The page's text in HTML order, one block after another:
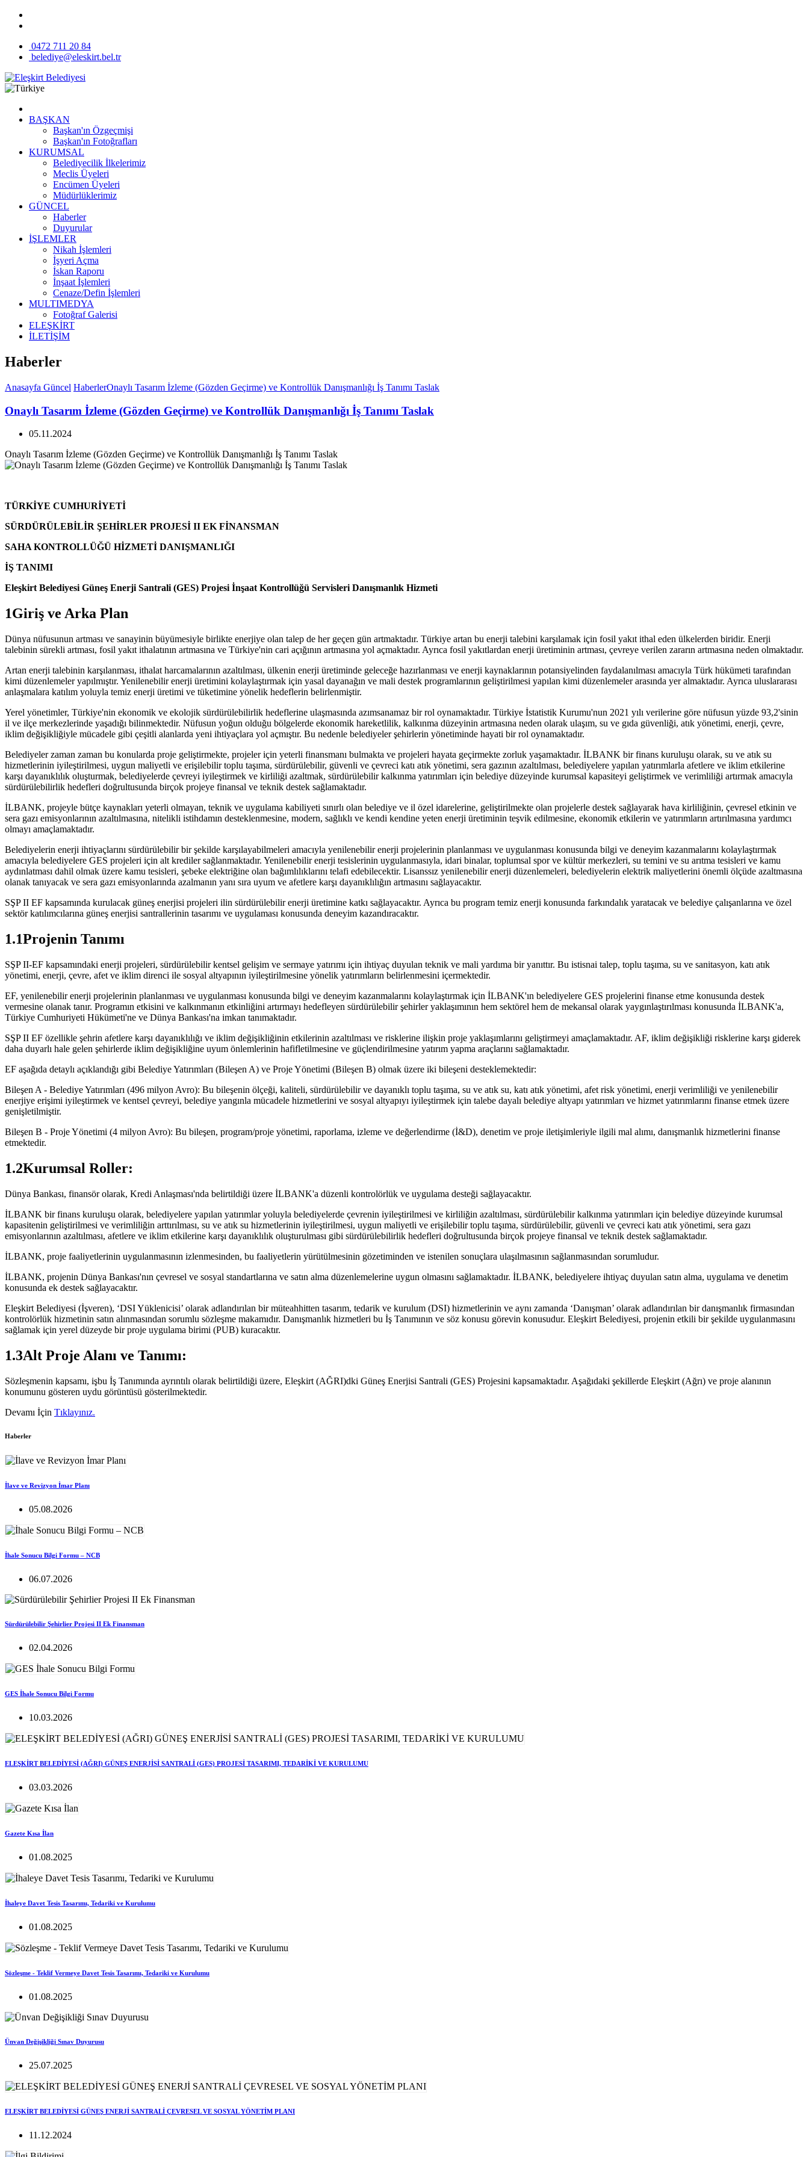
0472 711 20 84
belediye@eleskirt.bel.tr
BAŞKAN
Başkan'ın Özgeçmişi
Başkan'ın Fotoğrafları
KURUMSAL
Belediyecilik İlkelerimiz
Meclis Üyeleri
Encümen Üyeleri
Müdürlüklerimiz
GÜNCEL
Haberler
Duyurular
İŞLEMLER
Nikah İşlemleri
İşyeri Açma
İskan Raporu
İnşaat İşlemleri
Cenaze/Defin İşlemleri
MULTIMEDYA
Fotoğraf Galerisi
ELEŞKİRT
İLETİŞİM
Haberler
Anasayfa Güncel HaberlerOnaylı Tasarım İzleme (Gözden Geçirme) ve Kontrollük Danışmanlığı İş Tanımı Taslak
Onaylı Tasarım İzleme (Gözden Geçirme) ve Kontrollük Danışmanlığı İş Tanımı Taslak
05.11.2024
Onaylı Tasarım İzleme (Gözden Geçirme) ve Kontrollük Danışmanlığı İş Tanımı Taslak
TÜRKİYE CUMHURİYETİ
SÜRDÜRÜLEBİLİR ŞEHİRLER PROJESİ II EK FİNANSMAN
SAHA KONTROLLÜĞÜ HİZMETİ DANIŞMANLIĞI
İŞ TANIMI
Eleşkirt Belediyesi Güneş Enerji Santrali (GES) Projesi İnşaat Kontrollüğü Servisleri Danışmanlık Hizmeti
1Giriş ve Arka Plan
Dünya nüfusunun artması ve sanayinin büyümesiyle birlikte enerjiye olan talep de her geçen gün artmaktadır. Türkiye artan bu enerji talebini karşılamak için fosil yakıt ithal eden ülkelerden biridir. Enerji
talebinin sürekli artması, fosil yakıt ithalatının artmasına ve Türkiye'nin cari açığının artmasına yol açmaktadır. Ayrıca fosil yakıtlardan enerji üretiminin artması, çevreye verilen zararın artmasına neden olmaktadır.
Artan enerji talebinin karşılanması, ithalat harcamalarının azaltılması, ülkenin enerji üretiminde geleceğe hazırlanması ve enerji kaynaklarının potansiyelinden faydalanılması amacıyla Türk hükümeti tarafından
kimi düzenlemeler yapılmıştır. Yenilenebilir enerji üretimini kolaylaştırmak için yasal dayanağın ve mali destek programlarının geliştirilmesi yapılan kimi düzenlemeler arasında yer almaktadır. Ayrıca uluslararası
anlaşmalara katılım yoluyla temiz enerji üretimi ve tüketimine yönelik hedeflerin belirlenmiştir.
Yerel yönetimler, Türkiye'nin ekonomik ve ekolojik sürdürülebilirlik hedeflerine ulaşmasında azımsanamaz bir rol oynamaktadır. Türkiye İstatistik Kurumu'nun 2021 yılı verilerine göre nüfusun yüzde 93,2'sinin
il ve ilçe merkezlerinde yaşadığı bilinmektedir. Nüfusun yoğun olduğu bölgelerde ekonomik hareketlilik, kalkınma düzeyinin artmasına neden olarak ulaşım, su ve gıda güvenliği, atık yönetimi, enerji, çevre,
iklim değişikliğiyle mücadele gibi çeşitli alanlarda yeni ihtiyaçlara yol açmıştır. Bu nedenle belediyeler şehirlerin yönetiminde hayati bir rol oynamaktadır.
Belediyeler zaman zaman bu konularda proje geliştirmekte, projeler için yeterli finansmanı bulmakta ve projeleri hayata geçirmekte zorluk yaşamaktadır. İLBANK bir finans kuruluşu olarak, su ve atık su
hizmetlerinin iyileştirilmesi, uygun maliyetli ve erişilebilir toplu taşıma, sürdürülebilir, güvenli ve çevreci katı atık yönetimi, sera gazının azaltılması, belediyelere yapılan yatırımlarla afetlere ve iklim etkilerine
karşı dayanıklılık oluşturmak, belediyelerde çevreyi iyileştirmek ve kirliliği azaltmak, sürdürülebilir kalkınma yatırımları için belediye düzeyinde kurumsal kapasiteyi geliştirmek ve verimliliği artırmak amacıyla
sürdürülebilirlik hedefleri doğrultusunda birçok projeye finansal ve teknik destek sağlamaktadır.
İLBANK, projeyle bütçe kaynakları yeterli olmayan, teknik ve uygulama kabiliyeti sınırlı olan belediye ve il özel idarelerine, geliştirilmekte olan projelerle destek sağlayarak hava kirliliğinin, çevresel etkinin ve
sera gazı emisyonlarının azaltılmasına, nitelikli istihdamın desteklenmesine, modern, sağlıklı ve kendi kendine yeten enerji üretiminin teşvik edilmesine, ekonomik etkilerin ve yatırımların artırılmasına yardımcı
olmayı amaçlamaktadır.
Belediyelerin enerji ihtiyaçlarını sürdürülebilir bir şekilde karşılayabilmeleri amacıyla yenilenebilir enerji projelerinin planlanması ve uygulanması konusunda bilgi ve deneyim kazanmalarını kolaylaştırmak
amacıyla belediyelere GES projeleri için alt krediler sağlanmaktadır. Yenilenebilir enerji tesislerinin uygulanmasıyla, idari binalar, toplumsal spor ve kültür merkezleri, su temini ve su arıtma tesisleri ve kamu
aydınlatması dahil olmak üzere kamu tesisleri, şebeke elektriğine olan bağımlılıklarını telafi edebilecektir. Lisanssız yenilenebilir enerji düzenlemeleri, belediyelerin elektrik maliyetlerini önemli ölçüde azaltmasına
olanak tanıyacak ve sera gazı emisyonlarında azalmanın yanı sıra uyum ve afetlere karşı dayanıklılığın artmasını sağlayacaktır.
SŞP II EF kapsamında kurulacak güneş enerjisi projeleri ilin sürdürülebilir enerji üretimine katkı sağlayacaktır. Ayrıca bu program temiz enerji konusunda farkındalık yaratacak ve belediye çalışanlarına ve özel
sektör katılımcılarına güneş enerjisi santrallerinin tasarımı ve uygulaması konusunda deneyim kazandıracaktır.
1.1Projenin Tanımı
SŞP II-EF kapsamındaki enerji projeleri, sürdürülebilir kentsel gelişim ve sermaye yatırımı için ihtiyaç duyulan teknik ve mali yardıma bir yanıttır. Bu istisnai talep, toplu taşıma, su ve sanitasyon, katı atık
yönetimi, enerji, çevre, afet ve iklim direnci ile sosyal altyapının iyileştirilmesine yönelik yatırımların belirlenmesini içermektedir.
EF, yenilenebilir enerji projelerinin planlanması ve uygulanması konusunda bilgi ve deneyim kazanmalarını kolaylaştırmak için İLBANK'ın belediyelere GES projelerini finanse etme konusunda destek
vermesine olanak tanır. Programın etkisini ve kalkınmanın etkinliğini artırmayı hedefleyen sürdürülebilir şehirler yaklaşımının hem sektörel hem de mekansal olarak yaygınlaştırılması konusunda İLBANK'a,
Türkiye Cumhuriyeti Hükümeti'ne ve Dünya Bankası'na imkan tanımaktadır.
SŞP II EF özellikle şehrin afetlere karşı dayanıklılığı ve iklim değişikliğinin etkilerinin azaltılması ve risklerine ilişkin proje yaklaşımlarını geliştirmeyi amaçlamaktadır. AF, iklim değişikliği risklerine karşı giderek
daha duyarlı hale gelen şehirlerde iklim değişikliğine uyum önlemlerinin hafifletilmesine ve güçlendirilmesine yatırım yapma araçlarını sağlamaktadır.
EF aşağıda detaylı açıklandığı gibi Belediye Yatırımları (Bileşen A) ve Proje Yönetimi (Bileşen B) olmak üzere iki bileşeni desteklemektedir:
Bileşen A - Belediye Yatırımları (496 milyon Avro): Bu bileşenin ölçeği, kaliteli, sürdürülebilir ve dayanıklı toplu taşıma, su ve atık su, katı atık yönetimi, afet risk yönetimi, enerji verimliliği ve yenilenebilir
enerjiye erişimi iyileştirmek ve kentsel çevreyi, belediye yangınla mücadele hizmetlerini ve sosyal altyapıyı iyileştirmek için talebe dayalı belediye altyapı yatırımları ve hizmet yatırımlarını finanse etmek üzere
genişletilmiştir.
Bileşen B - Proje Yönetimi (4 milyon Avro): Bu bileşen, program/proje yönetimi, raporlama, izleme ve değerlendirme (İ&D), denetim ve proje iletişimleriyle ilgili mal alımı, danışmanlık hizmetlerini finanse
etmektedir.
1.2Kurumsal Roller:
Dünya Bankası, finansör olarak, Kredi Anlaşması'nda belirtildiği üzere İLBANK'a düzenli kontrolörlük ve uygulama desteği sağlayacaktır.
İLBANK bir finans kuruluşu olarak, belediyelere yapılan yatırımlar yoluyla belediyelerde çevrenin iyileştirilmesi ve kirliliğin azaltılması, sürdürülebilir kalkınma yatırımları için belediye düzeyinde kurumsal
kapasitenin geliştirilmesi ve verimliliğin arttırılması, su ve atık su hizmetlerinin iyileştirilmesi, uygun maliyetli ve erişilebilir toplu taşıma, sürdürülebilir, güvenli ve çevreci katı atık yönetimi, sera gazı
emisyonlarının azaltılması, afetlere ve iklim etkilerine karşı dayanıklılık oluşturulması gibi sürdürülebilirlik hedefleri doğrultusunda birçok projeye finansal ve teknik destek sağlamaktadır.
İLBANK, proje faaliyetlerinin uygulanmasının izlenmesinden, bu faaliyetlerin yürütülmesinin gözetiminden ve istenilen sonuçlara ulaşılmasının sağlanmasından sorumludur.
İLBANK, projenin Dünya Bankası'nın çevresel ve sosyal standartlarına ve satın alma düzenlemelerine uygun olmasını sağlamaktadır. İLBANK, belediyelere ihtiyaç duyulan satın alma, uygulama ve denetim
konusunda ek destek sağlayacaktır.
Eleşkirt Belediyesi (İşveren), ‘DSI Yüklenicisi’ olarak adlandırılan bir müteahhitten tasarım, tedarik ve kurulum (DSI) hizmetlerinin ve aynı zamanda ‘Danışman’ olarak adlandırılan bir danışmanlık firmasından
kontrolörlük hizmetinin satın alınmasından sorumlu sözleşme makamıdır. Danışmanlık hizmetleri bu İş Tanımının ve söz konusu görevin konusudur. Eleşkirt Belediyesi, projenin etkili bir şekilde uygulanmasını
sağlamak için yerel düzeyde bir proje uygulama birimi (PUB) kuracaktır.
1.3Alt Proje Alanı ve Tanımı:
Sözleşmenin kapsamı, işbu İş Tanımında ayrıntılı olarak belirtildiği üzere, Eleşkirt (AĞRI)dki Güneş Enerjisi Santrali (GES) Projesini kapsamaktadır. Aşağıdaki şekillerde Eleşkirt (Ağrı) ve proje alanının
konumunu gösteren uydu görüntüsü gösterilmektedir.
Devamı İçin Tıklayınız.
Haberler
İlave ve Revizyon İmar Planı
05.08.2026
İhale Sonucu Bilgi Formu – NCB
06.07.2026
Sürdürülebilir Şehirlier Projesi II Ek Finansman
02.04.2026
GES İhale Sonucu Bilgi Formu
10.03.2026
ELEŞKİRT BELEDİYESİ (AĞRI) GÜNEŞ ENERJİSİ SANTRALİ (GES) PROJESİ TASARIMI, TEDARİKİ VE KURULUMU
03.03.2026
Gazete Kısa İlan
01.08.2025
İhaleye Davet Tesis Tasarımı, Tedariki ve Kurulumu
01.08.2025
Sözleşme - Teklif Vermeye Davet Tesis Tasarımı, Tedariki ve Kurulumu
01.08.2025
Ünvan Değişikliği Sınav Duyurusu
25.07.2025
ELEŞKİRT BELEDİYESİ GÜNEŞ ENERJİ SANTRALİ ÇEVRESEL VE SOSYAL YÖNETİM PLANI
11.12.2024